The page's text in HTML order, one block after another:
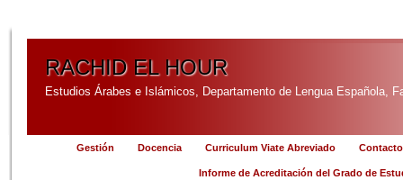
RACHID EL HOUR
Estudios Árabes e Islámicos, Departamento de Lengua Española,
Contacto
Curriculum Viate Abreviado
Docencia
Gestión
Informe de Acreditación del Grado de